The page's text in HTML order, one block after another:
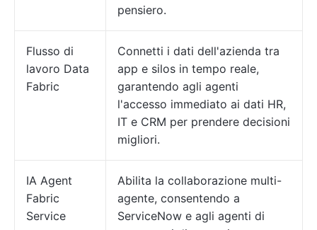
pensiero.
Flusso di
lavoro Data
Fabric
Connetti i dati dell'azienda tra
app e silos in tempo reale,
garantendo agli agenti
l'accesso immediato ai dati HR,
IT e CRM per prendere decisioni
migliori.
IA Agent
Fabric
Service
Abilita la collaborazione multi-
agente, consentendo a
ServiceNow e agli agenti di